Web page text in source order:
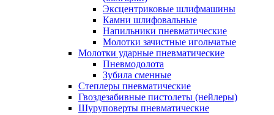
Эксцентриковые шлифмашины
Камни шлифовальные
Напильники пневматические
Молотки зачистные игольчатые
Молотки ударные пневматические
Пневмодолота
Зубила сменные
Степлеры пневматические
Гвоздезабивные пистолеты (нейлеры)
Шуруповерты пневматические